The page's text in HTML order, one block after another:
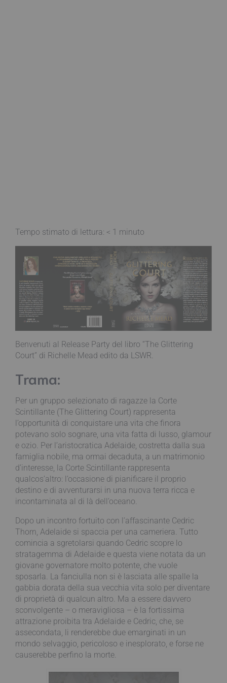
Tempo stimato di lettura: < 1 minuto
Benvenuti al Release Party del libro “The Glittering
Court” di Richelle Mead edito da LSWR.
Trama:
Per un gruppo selezionato di ragazze la Corte
Scintillante (The Glittering Court) rappresenta
l’opportunità di conquistare una vita che finora
potevano solo sognare, una vita fatta di lusso, glamour
e ozio. Per l’aristocratica Adelaide, costretta dalla sua
famiglia nobile, ma ormai decaduta, a un matrimonio
d’interesse, la Corte Scintillante rappresenta
qualcos’altro: l’occasione di pianificare il proprio
destino e di avventurarsi in una nuova terra ricca e
incontaminata al di là dell’oceano.
Dopo un incontro fortuito con l’affascinante Cedric
Thorn, Adelaide si spaccia per una cameriera. Tutto
comincia a sgretolarsi quando Cedric scopre lo
stratagemma di Adelaide e questa viene notata da un
giovane governatore molto potente, che vuole
sposarla. La fanciulla non si è lasciata alle spalle la
gabbia dorata della sua vecchia vita solo per diventare
di proprietà di qualcun altro. Ma a essere davvero
sconvolgente – o meravigliosa – è la fortissima
attrazione proibita tra Adelaide e Cedric, che, se
assecondata, li renderebbe due emarginati in un
mondo selvaggio, pericoloso e inesplorato, e forse ne
causerebbe perfino la morte.